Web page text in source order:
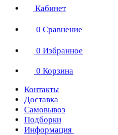
Кабинет
0 Сравнение
0 Избранное
0 Корзина
Контакты
Доставка
Самовывоз
Подборки
Информация